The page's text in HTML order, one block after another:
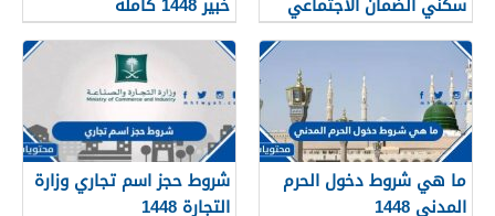
1448
ما هي شروط دخول الحرم
المدني 1448
شروط حجز اسم تجاري وزارة
التجارة 1448